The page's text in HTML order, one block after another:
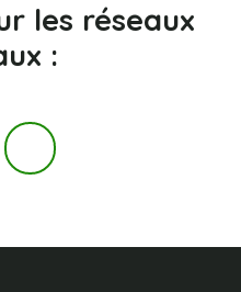
les réseaux
: